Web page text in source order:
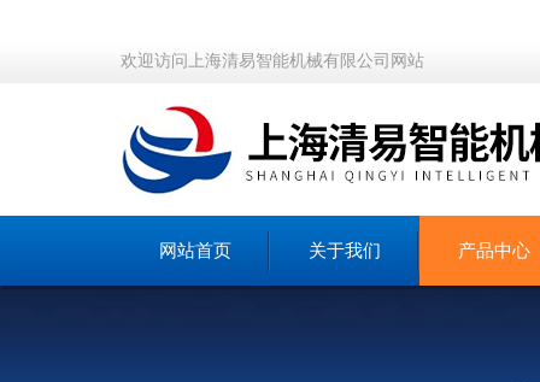
欢迎访问上海清易智能机械有限公司网站
网站首页 关于我们 产品中心